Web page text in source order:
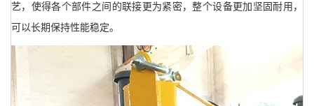
艺，使得各个部件之间的联接更为紧密，整个设备更加坚固耐用，
可以长期保持性能稳定。